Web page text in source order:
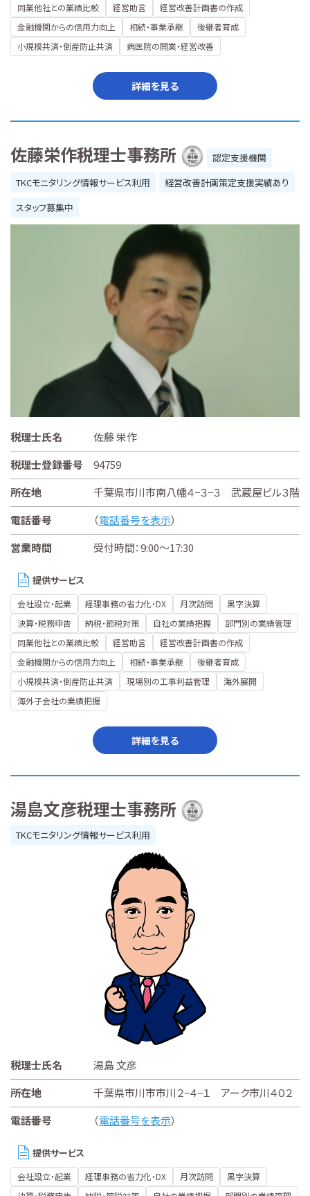
同業他社との業績比較
経営助言
経営改善計画書の作成
金融機関からの信用力向上
相続・事業承継
後継者育成
小規模共済・倒産防止共済
病医院の開業・経営改善
詳細を見る
佐藤栄作税理士事務所
認定支援機関
TKCモニタリング情報サービス利用
経営改善計画策定支援実績あり
スタッフ募集中
税理士氏名
佐藤 栄作
税理士登録番号
94759
所在地
千葉県市川市南八幡４−３−３ 武蔵屋ビル３階
電話番号
（電話番号を表示）
営業時間
受付時間：9:00～17:30
提供サービス
会社設立・起業 経理事務の省力化・DX 月次訪問
黒字決算
決算・税務申告
納税・節税対策 自社の業績把握
部門別の業績管理
同業他社との業績比較
経営助言
経営改善計画書の作成
金融機関からの信用力向上
相続・事業承継
後継者育成
小規模共済・倒産防止共済
現場別の工事利益管理
海外展開
海外子会社の業績把握
詳細を見る
湯島文彦税理士事務所
TKCモニタリング情報サービス利用
税理士氏名
湯島 文彦
所在地
千葉県市川市市川２−４−１ アーク市川４０２
電話番号
（電話番号を表示）
提供サービス
会社設立・起業 経理事務の省力化・DX 月次訪問
黒字決算